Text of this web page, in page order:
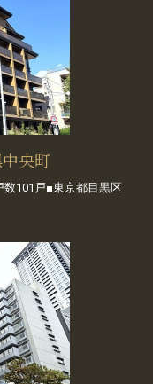
央町
101戸■東京都目黒区